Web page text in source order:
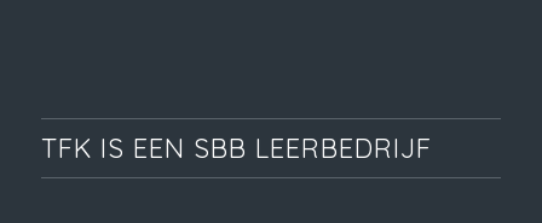
TFK IS EEN SBB LEERBEDRIJF